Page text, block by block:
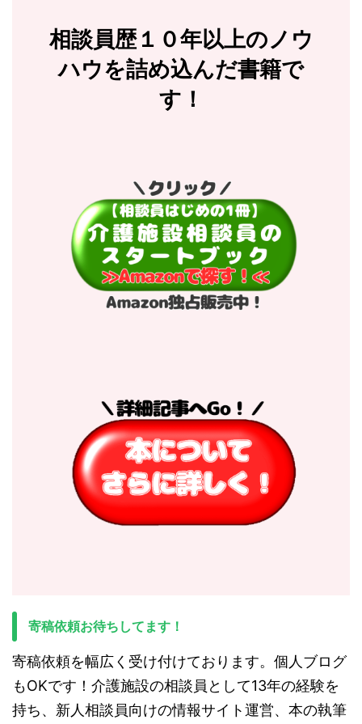
相談員歴１０年以上のノウ
ハウを詰め込んだ書籍で
す！
寄稿依頼お待ちしてます！
寄稿依頼を幅広く受け付けております。個人ブログ
もOKです！介護施設の相談員として13年の経験を
持ち、新人相談員向けの情報サイト運営、本の執筆